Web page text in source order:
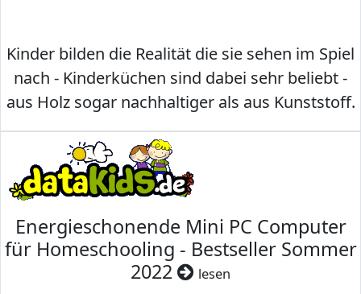
Kinder bilden die Realität die sie sehen im Spiel
nach - Kinderküchen sind dabei sehr beliebt -
aus Holz sogar nachhaltiger als aus Kunststoff.
Energieschonende Mini PC Computer
für Homeschooling - Bestseller Sommer
2022
lesen